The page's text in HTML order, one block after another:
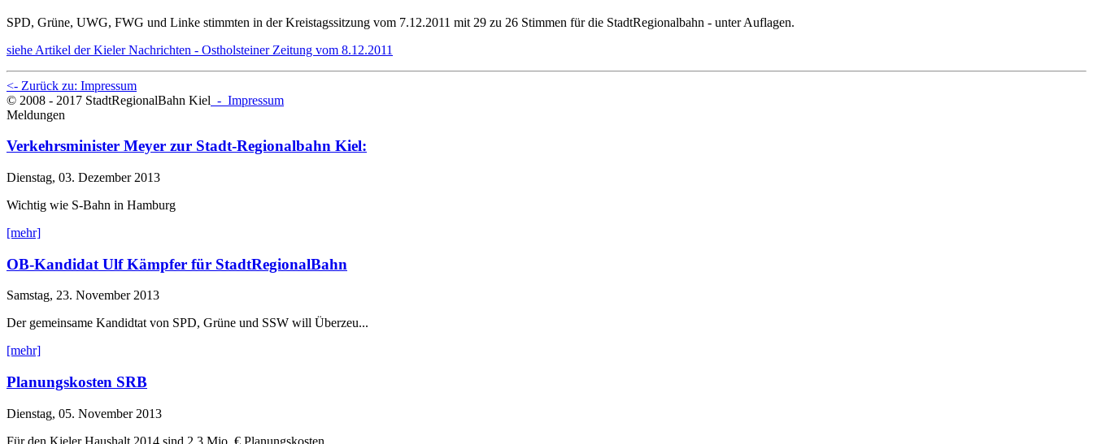
SPD, Grüne, UWG, FWG und Linke stimmten in der Kreistagssitzung vom 7.12.2011 mit 29 zu 26 Stimmen für die StadtRegionalbahn - unter Auflagen.
siehe Artikel der Kieler Nachrichten - Ostholsteiner Zeitung vom 8.12.2011
<- Zurück zu: Impressum
© 2008 - 2017 StadtRegionalBahn Kiel - Impressum
Meldungen
Verkehrsminister Meyer zur Stadt-Regionalbahn Kiel:
Dienstag, 03. Dezember 2013
Wichtig wie S-Bahn in Hamburg
[mehr]
OB-Kandidat Ulf Kämpfer für StadtRegionalBahn
Samstag, 23. November 2013
Der gemeinsame Kandidtat von SPD, Grüne und SSW will Überzeu...
[mehr]
Planungskosten SRB
Dienstag, 05. November 2013
Für den Kieler Haushalt 2014 sind 2,3 Mio. € Planungskosten ...